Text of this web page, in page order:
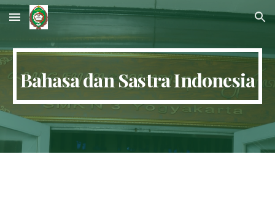
Skip to main content Skip to navigation
Bahasa dan Sastra Indonesia